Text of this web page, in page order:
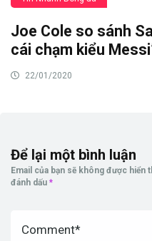
Joe Cole so sánh
cái chạm kiểu
22/01/2020
Để lại một bình luận
Email của bạn sẽ không được hiển
đánh dấu *